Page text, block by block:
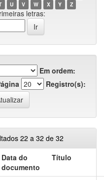
U V W X Y Z
letras:
Em ordem:
Registro(s):
22 a 32 de 32
Data do
documento
Título